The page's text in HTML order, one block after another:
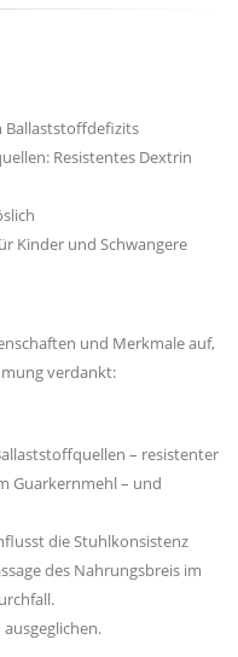
Ballaststoffdefizits
Resistentes Dextrin
Kinder und Schwangere
und Merkmale auf,
verdankt:
– resistenter
Guarkernmehl – und
die Stuhlkonsistenz
des Nahrungsbreis im